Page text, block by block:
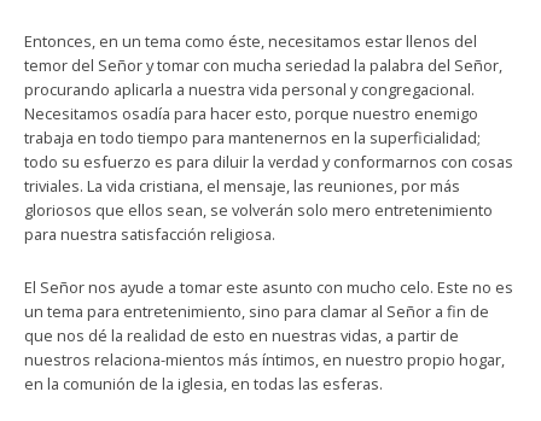
Entonces, en un tema como éste, necesitamos estar llenos del
temor del Señor y tomar con mucha seriedad la palabra del Señor,
procurando aplicarla a nuestra vida personal y congregacional.
Necesitamos osadía para hacer esto, porque nuestro enemigo
trabaja en todo tiempo para mantenernos en la superficialidad;
todo su esfuerzo es para diluir la verdad y conformarnos con cosas
triviales. La vida cristiana, el mensaje, las reuniones, por más
gloriosos que ellos sean, se volverán solo mero entretenimiento
para nuestra satisfacción religiosa.
El Señor nos ayude a tomar este asunto con mucho celo. Este no es
un tema para entretenimiento, sino para clamar al Señor a fin de
que nos dé la realidad de esto en nuestras vidas, a partir de
nuestros relaciona-mientos más íntimos, en nuestro propio hogar,
en la comunión de la iglesia, en todas las esferas.